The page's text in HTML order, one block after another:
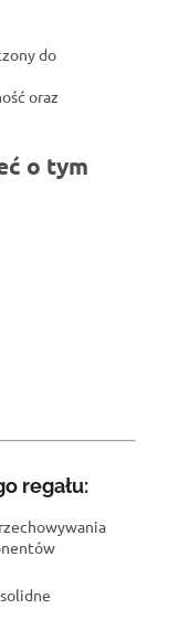
do
oraz
o tym
regału: